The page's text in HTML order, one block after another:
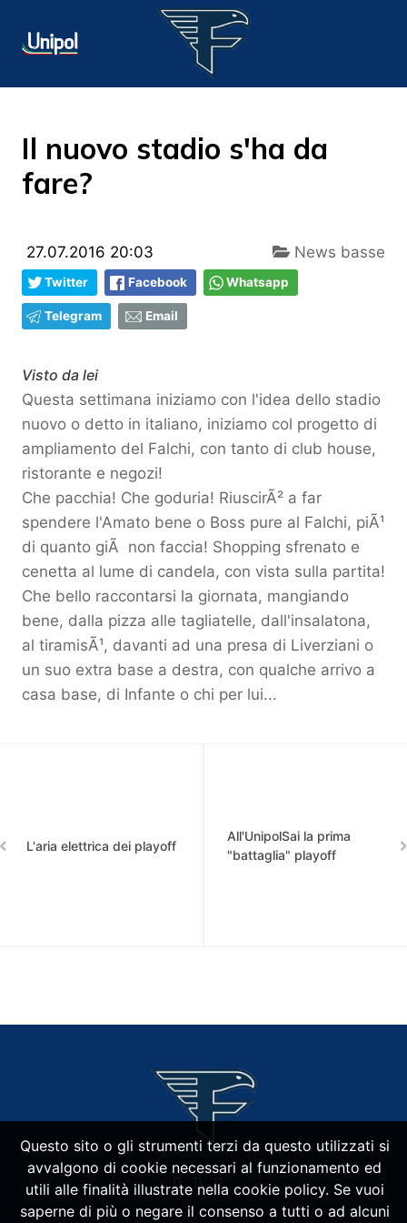
Il nuovo stadio s'ha da
fare?
27.07.2016 20:03 News basse
Twitter Facebook Whatsapp
Telegram Email
Visto da lei
Questa settimana iniziamo con l'idea dello stadio
nuovo o detto in italiano, iniziamo col progetto di
ampliamento del Falchi, con tanto di club house,
ristorante e negozi!
Che pacchia! Che goduria! RiuscirÃ² a far
spendere l'Amato bene o Boss pure al Falchi, piÃ¹
di quanto giÃ non faccia! Shopping sfrenato e
cenetta al lume di candela, con vista sulla partita!
Che bello raccontarsi la giornata, mangiando
bene, dalla pizza alle tagliatelle, dall'insalatona,
al tiramisÃ¹, davanti ad una presa di Liverziani o
un suo extra base a destra, con qualche arrivo a
casa base, di Infante o chi per lui...
L'aria elettrica dei playoff
All'UnipolSai la prima
"battaglia" playoff
Questo sito o gli strumenti terzi da questo utilizzati si
avvalgono di cookie necessari al funzionamento ed
utili alle finalità illustrate nella cookie policy. Se vuoi
saperne di più o negare il consenso a tutti o ad alcuni